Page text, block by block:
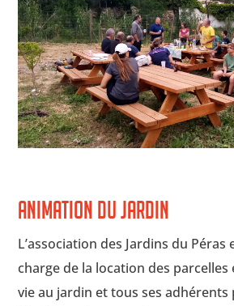
Animation du jardin
L’association des Jardins du Péras
charge de la location des parcelles
vie au jardin et tous ses adhérents